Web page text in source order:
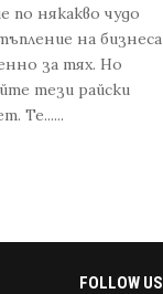
по някакво чудо
на бизнеса
за тях. Но
тези райски
Те......
FOLLOW US